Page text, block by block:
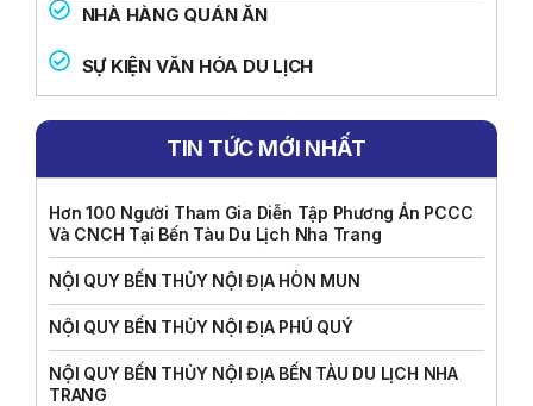
NHÀ HÀNG QUÁN ĂN
SỰ KIỆN VĂN HÓA DU LỊCH
TIN TỨC MỚI NHẤT
Hơn 100 Người Tham Gia Diễn Tập Phương Án PCCC
Và CNCH Tại Bến Tàu Du Lịch Nha Trang
NỘI QUY BẾN THỦY NỘI ĐỊA HÒN MUN
NỘI QUY BẾN THỦY NỘI ĐỊA PHÚ QUÝ
NỘI QUY BẾN THỦY NỘI ĐỊA BẾN TÀU DU LỊCH NHA
TRANG